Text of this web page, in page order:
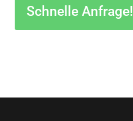
Schnelle Anfrage!